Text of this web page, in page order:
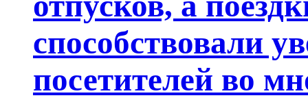
способствовали
посетителей во